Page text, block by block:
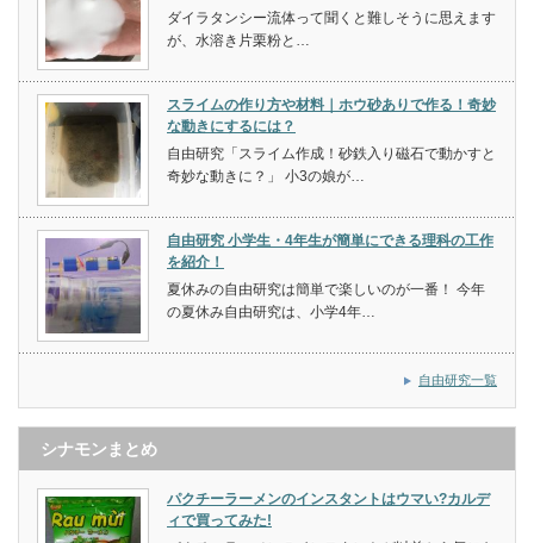
ダイラタンシー流体って聞くと難しそうに思えます
が、水溶き片栗粉と…
スライムの作り方や材料｜ホウ砂ありで作る！奇妙
な動きにするには？
自由研究「スライム作成！砂鉄入り磁石で動かすと
奇妙な動きに？」 小3の娘が…
自由研究 小学生・4年生が簡単にできる理科の工作
を紹介！
夏休みの自由研究は簡単で楽しいのが一番！ 今年
の夏休み自由研究は、小学4年…
自由研究一覧
シナモンまとめ
パクチーラーメンのインスタントはウマい?カルデ
ィで買ってみた!